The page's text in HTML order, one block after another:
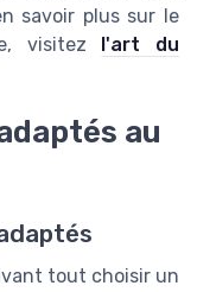
savoir plus sur le
visitez l'art du
au
tout choisir un